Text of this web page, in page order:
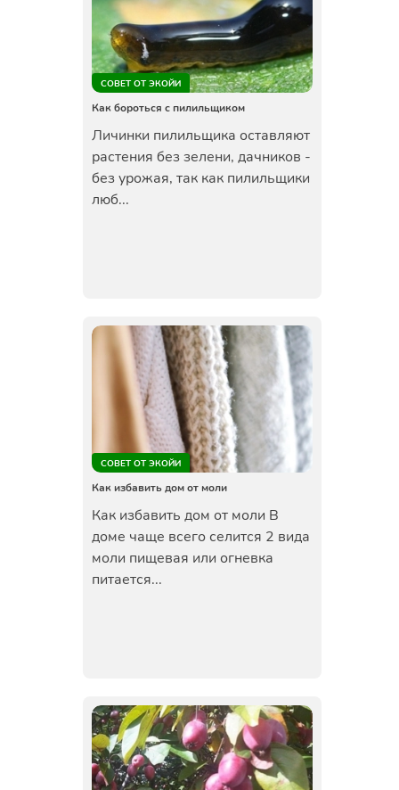
СОВЕТ ОТ ЭКОЙИ
Как бороться с пилильщиком
Личинки пилильщика оставляют
растения без зелени, дачников -
без урожая, так как пилильщики
люб...
СОВЕТ ОТ ЭКОЙИ
Как избавить дом от моли
Как избавить дом от моли В
доме чаще всего селится 2 вида
моли пищевая или огневка
питается...